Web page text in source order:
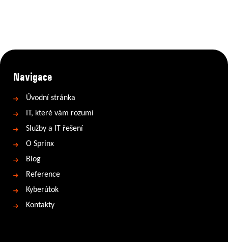
Navigace
Úvodní stránka
IT, které vám rozumí
Služby a IT řešení
O Sprinx
Blog
Reference
Kyberútok
Kontakty